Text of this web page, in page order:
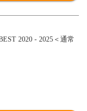
2020 - 2025＜通常